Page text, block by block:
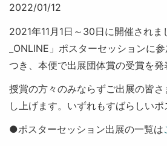
2022/01/12
2021年11月1日～30日に開催され
_ONLINE」ポスターセッションに
つき、本便で出展団体賞の受賞を発
授賞の方々のみならずご出展の皆
し上げます。いずれもすばらしいポ
●ポスターセッション出展の一覧は